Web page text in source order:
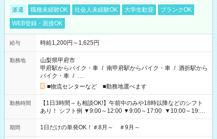
派遣 職種未経験OK 社会人未経験OK 大学生歓迎
ブランクOK
WEB登録・面接OK
給与 時給1,200円～1,625円
勤務地
山梨県甲府市
甲府駅からバイク・車 / 南甲府駅からバイク・車 / 酒折駅から
バイク・車 / …
■物流センターなど ■勤務地選べます
勤務時間
【1日3時間～も相談OK!】午前中のみや18時以降などのシフト
あり！ シフト例 ▼9:00～12:00 ▼9:00～17:00 ▼10:00～19:00
▼18:00～21:00
期間 1日だけの単発OK！＃8月～ ＃9月～